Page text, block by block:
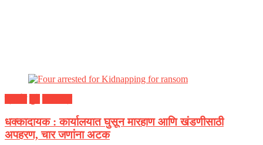
धक्कादायक : कार्यालयात घुसून मारहाण आणि खंडणीसाठी
अपहरण, चार जणांना अटक